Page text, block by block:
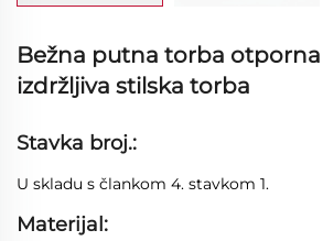
Bežna putna torba
izdržljiva stilska torba
Stavka broj.:
U skladu s člankom 4. stavkom 1.
Materijal: